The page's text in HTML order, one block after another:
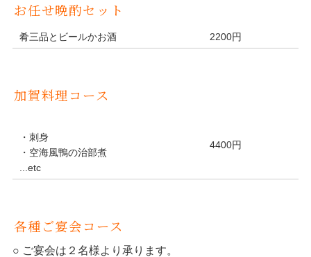
お任せ晩酌セット
肴三品とビールかお酒 2200円
加賀料理コース
・刺身
・空海風鴨の治部煮
...etc
4400円
各種ご宴会コース
○ ご宴会は２名様より承ります。